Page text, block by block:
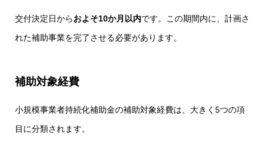
交付決定日からおよそ10か月以内です。この期間内に、計画さ
れた補助事業を完了させる必要があります。
補助対象経費
小規模事業者持続化補助金の補助対象経費は、大きく5つの項
目に分類されます。